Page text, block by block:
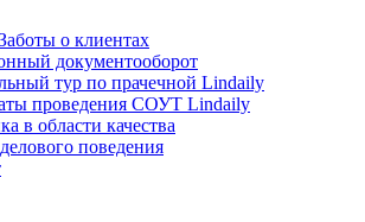
о клиентах
документооборот
тур по прачечной Lindaily
проведения СОУТ Lindaily
в области качества
поведения